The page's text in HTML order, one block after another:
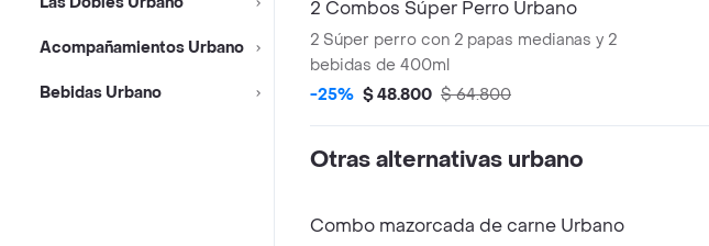
Acompañamientos Urbano
Bebidas Urbano
2 Combos Súper Perro Urbano
2 Súper perro con 2 papas medianas y 2
bebidas de 400ml
-25% $ 48.800 $ 64.800
Otras alternativas urbano
Combo mazorcada de carne Urbano